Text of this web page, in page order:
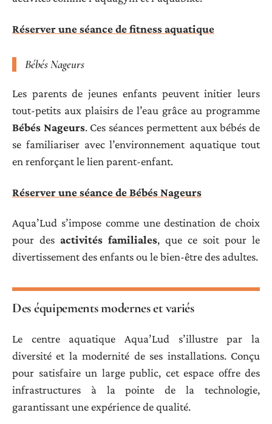
Réserver une séance de fitness aquatique
Bébés Nageurs
Les parents de jeunes enfants peuvent initier leurs
tout-petits aux plaisirs de l’eau grâce au programme
Bébés Nageurs. Ces séances permettent aux bébés de
se familiariser avec l’environnement aquatique tout
en renforçant le lien parent-enfant.
Réserver une séance de Bébés Nageurs
Aqua’Lud s’impose comme une destination de choix
pour des activités familiales, que ce soit pour le
divertissement des enfants ou le bien-être des adultes.
Des équipements modernes et variés
Le centre aquatique Aqua’Lud s’illustre par la
diversité et la modernité de ses installations. Conçu
pour satisfaire un large public, cet espace offre des
infrastructures à la pointe de la technologie,
garantissant une expérience de qualité.